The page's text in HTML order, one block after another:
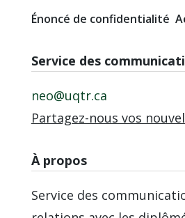
Énoncé de confidentialité
Service des
neo@uqtr.ca
Partagez-nous vos
À propos
Service des